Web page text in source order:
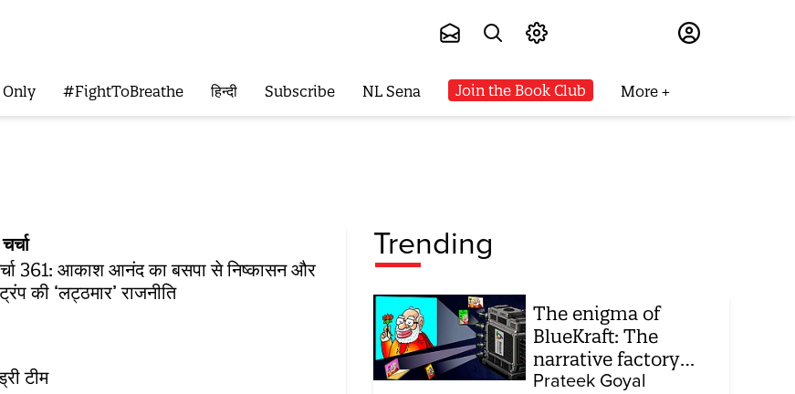
#FightToBreathe हिन्दी Subscribe NL Sena Join the Book Club More
361: आकाश आनंद का बसपा से निष्कासन और
की ‘लट्ठमार’ राजनीति
टीम
Trending
The enigma of
BlueKraft: The
narrative factory
behind Brand Modi
Prateek Goyal